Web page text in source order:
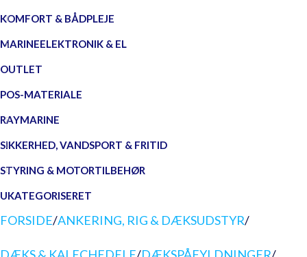
KOMFORT & BÅDPLEJE
MARINEELEKTRONIK & EL
OUTLET
POS-MATERIALE
RAYMARINE
SIKKERHED, VANDSPORT & FRITID
STYRING & MOTORTILBEHØR
UKATEGORISERET
FORSIDE/ANKERING, RIG & DÆKSUDSTYR/